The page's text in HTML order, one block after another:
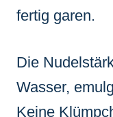
fertig garen.
Die
Wasser,
Keine